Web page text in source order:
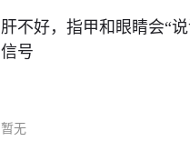
肝不好，指甲和眼睛会“
信号
暂无